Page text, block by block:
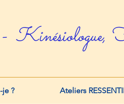
- Kinésiologue,
je ? Ateliers